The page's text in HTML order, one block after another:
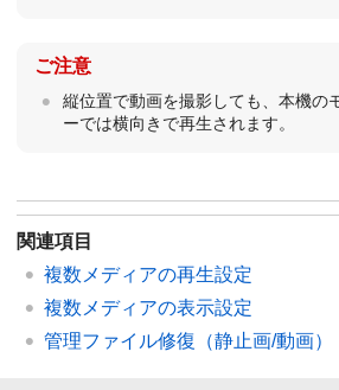
ご注意
縦位置で動画を撮影しても、本機の
ーでは横向きで再生されます。
関連項目
複数メディアの再生設定
複数メディアの表示設定
管理ファイル修復 （静止画/動画）